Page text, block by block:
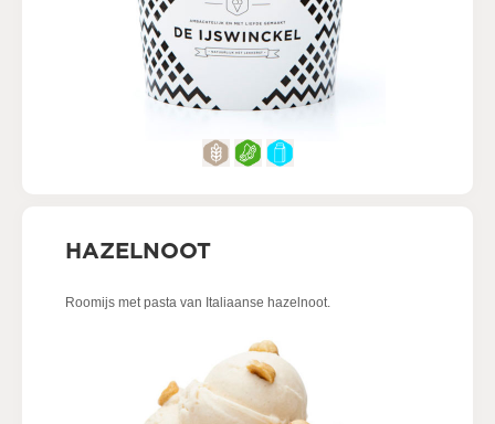
HAZELNOOT
Roomijs met pasta van Italiaanse hazelnoot.